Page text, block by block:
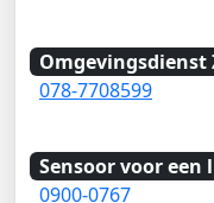
Omgevingsdienst
078-7708599
Sensoor voor
0900-0767